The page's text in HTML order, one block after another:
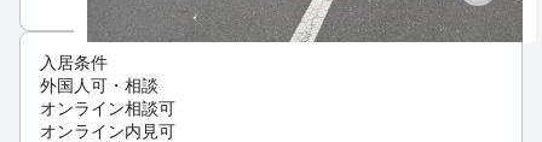
入居条件
外国人可・相談
オンライン相談可
オンライン内見可